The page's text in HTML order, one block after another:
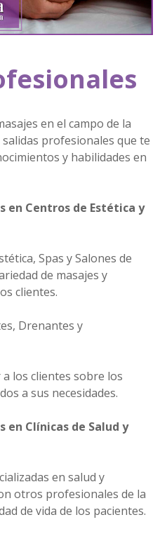
en el campo de la
profesionales que te
y habilidades en
en Centros de Estética y
Spas y Salones de
de masajes y
clientes.
Drenantes y
los clientes sobre los
a sus necesidades.
en Clínicas de Salud y
en salud y
otros profesionales de la
de vida de los pacientes.